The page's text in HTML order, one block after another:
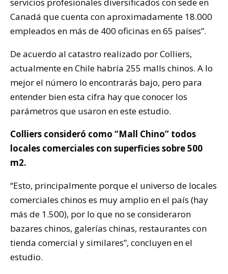
servicios profesionales diversificados con sede en
Canadá que cuenta con aproximadamente 18.000
empleados en más de 400 oficinas en 65 países”.
De acuerdo al catastro realizado por Colliers,
actualmente en Chile habría 255 malls chinos. A lo
mejor el número lo encontrarás bajo, pero para
entender bien esta cifra hay que conocer los
parámetros que usaron en este estudio.
Colliers consideró como “Mall Chino” todos
locales comerciales con superficies sobre 500
m2.
“Esto, principalmente porque el universo de locales
comerciales chinos es muy amplio en el país (hay
más de 1.500), por lo que no se consideraron
bazares chinos, galerías chinas, restaurantes con
tienda comercial y similares”, concluyen en el
estudio.